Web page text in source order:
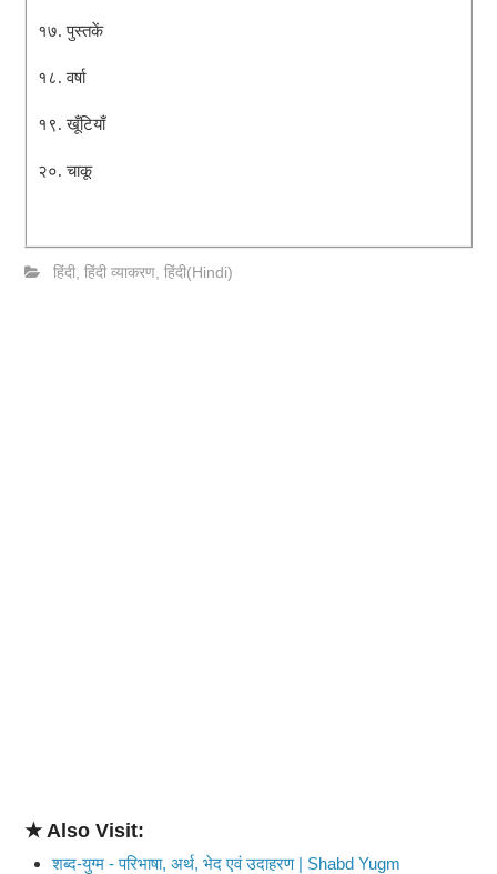
१७. पुस्तकें
१८. वर्षा
१९. खूँटियाँ
२०. चाकू
हिंदी ,हिंदी व्याकरण ,हिंदी(Hindi)
★ Also Visit:
शब्द-युग्म - परिभाषा, अर्थ, भेद एवं उदाहरण | Shabd Yugm